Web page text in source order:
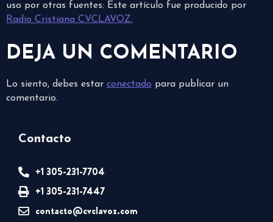
uso por otras fuentes: Este artículo fue producido por
Radio Cristiana CVCLAVOZ.
DEJA UN COMENTARIO
Lo siento, debes estar conectado para publicar un
comentario.
Contacto
+1 305-231-7704
+1 305-231-7447
contacto@cvclavoz.com